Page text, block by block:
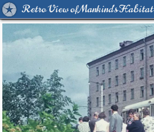
Retro View of Mankind's Habitat